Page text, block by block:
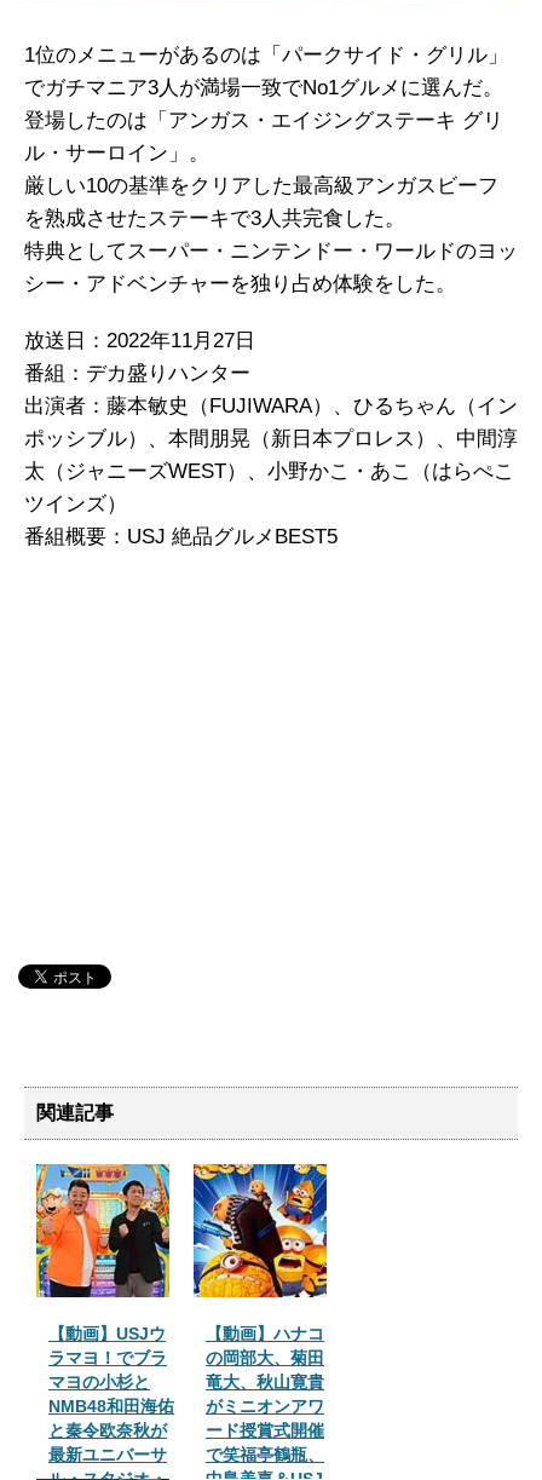
1位のメニューがあるのは「パークサイド・グリル」
でガチマニア3人が満場一致でNo1グルメに選んだ。
登場したのは「アンガス・エイジングステーキ グリ
ル・サーロイン」。
厳しい10の基準をクリアした最高級アンガスビーフ
を熟成させたステーキで3人共完食した。
特典としてスーパー・ニンテンドー・ワールドのヨッ
シー・アドベンチャーを独り占め体験をした。
放送日：2022年11月27日
番組：デカ盛りハンター
出演者：藤本敏史（FUJIWARA）、ひるちゃん（イン
ポッシブル）、本間朋晃（新日本プロレス）、中間淳
太（ジャニーズWEST）、小野かこ・あこ（はらぺこ
ツインズ）
番組概要：USJ 絶品グルメBEST5
関連記事
【動画】USJウ
ラマヨ！でブラ
マヨの小杉と
NMB48和田海佑
と秦令欧奈秋が
最新ユニバーサ
【動画】ハナコ
の岡部大、菊田
竜大、秋山寛貴
がミニオンアワ
ード授賞式開催
で笑福亭鶴瓶、